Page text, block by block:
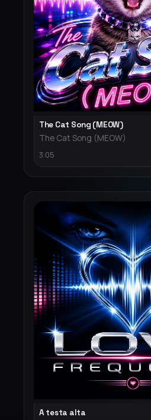
The Cat Song (MEOW)
The Cat Song (MEOW)
3:05
A testa alta